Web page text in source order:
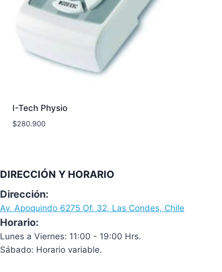
I-Tech Physio
$280.900
DIRECCIÓN Y HORARIO
Dirección:
Av. Apoquindo 6275 Of. 32, Las Condes, Chile
Horario:
Lunes a Viernes: 11:00 - 19:00 Hrs.
Sábado: Horario variable.